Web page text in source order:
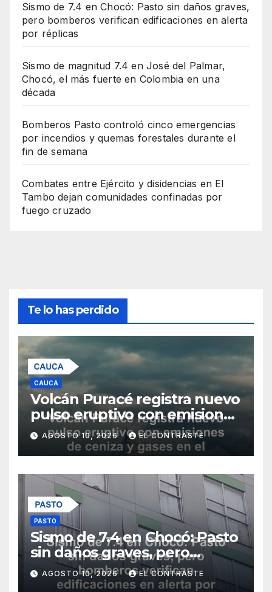
Sismo de 7.4 en Chocó: Pasto sin daños graves,
pero bomberos verifican edificaciones en alerta
por réplicas
Sismo de magnitud 7.4 en José del Palmar,
Chocó, el más fuerte en Colombia en una
década
Bomberos Pasto controló cinco emergencias
por incendios y quemas forestales durante el
fin de semana
Combates entre Ejército y disidencias en El
Tambo dejan comunidades confinadas por
fuego cruzado
Te lo has perdido
CAUCA
Volcán Puracé registra nuevo
pulso eruptivo con emisiones
de ceniza y gases en el Cauca
AGOSTO 10, 2026 EL CONTRASTE
PASTO
Sismo de 7.4 en Chocó: Pasto
sin daños graves, pero
bomberos verifican
edificaciones en alerta por
AGOSTO 10, 2026 EL CONTRASTE